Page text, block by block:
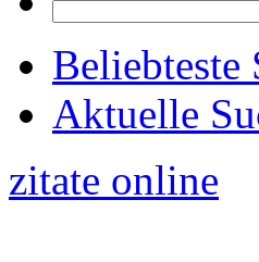
Beliebteste
Aktuelle
zitate online